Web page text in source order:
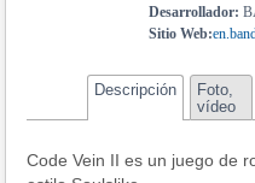
Desarrollador:
Sitio Web:
Descripción
Foto,
vídeo
Code Vein II es un juego de